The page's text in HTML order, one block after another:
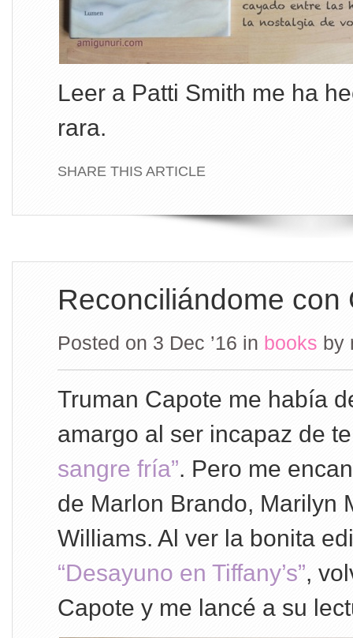
Leer a Patti Smith me ha
rara.
SHARE THIS ARTICLE
Reconciliándome con
Posted on 3 Dec ’16 in books by
Truman Capote me había
amargo al ser incapaz de
sangre fría”. Pero me
de Marlon Brando, Marilyn
Williams. Al ver la bonita
“Desayuno en Tiffany’s”,
Capote y me lancé a su